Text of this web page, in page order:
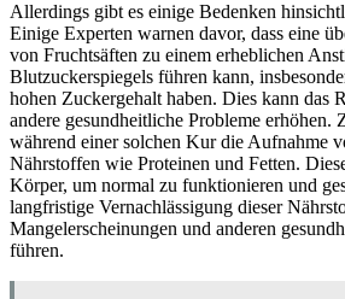
Allerdings gibt es einige Bedenken
Einige Experten warnen davor, dass eine
von Fruchtsäften zu einem erheblichen
Blutzuckerspiegels führen kann,
hohen Zuckergehalt haben. Dies kann das
andere gesundheitliche Probleme erhöhen.
während einer solchen Kur die Aufnahme
Nährstoffen wie Proteinen und Fetten.
Körper, um normal zu funktionieren und
langfristige Vernachlässigung dieser
Mangelerscheinungen und anderen
führen.